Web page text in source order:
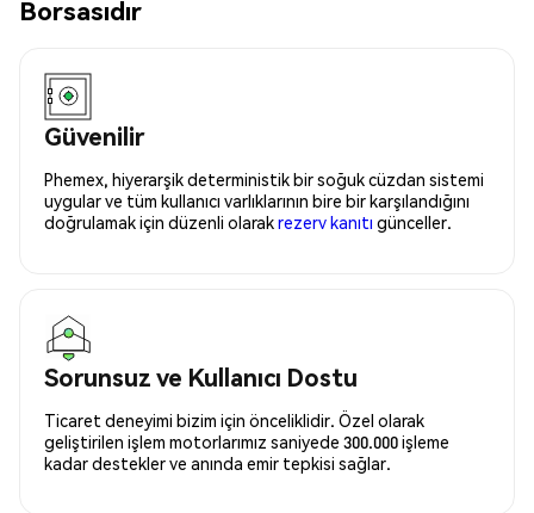
Borsasıdır
Güvenilir
Phemex, hiyerarşik deterministik bir soğuk cüzdan sistemi
uygular ve tüm kullanıcı varlıklarının bire bir karşılandığını
doğrulamak için düzenli olarakrezerv kanıtı günceller.
Sorunsuz ve Kullanıcı Dostu
Ticaret deneyimi bizim için önceliklidir. Özel olarak
geliştirilen işlem motorlarımız saniyede 300.000 işleme
kadar destekler ve anında emir tepkisi sağlar.